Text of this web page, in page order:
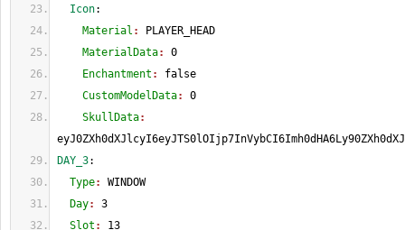
Icon:
Material :
PLAYER_HEAD
MaterialData: 0
Enchantment : false
CustomModelData: 0
SkullData
DAY_3:
Type: WINDOW
Day: 3
Slot : 13